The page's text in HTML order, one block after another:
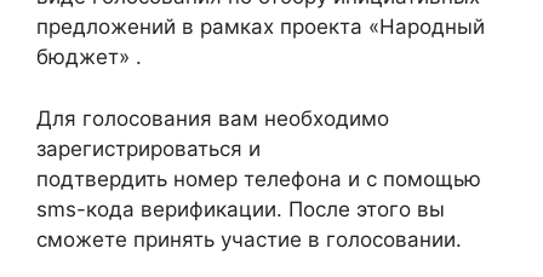
предложений в рамках проекта «Народный
бюджет» .
Для голосования вам необходимо
зарегистрироваться и
подтвердить номер телефона и с помощью
sms-кода верификации. После этого вы
сможете принять участие в голосовании.